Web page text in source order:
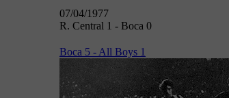
07/04/1977
R. Central 1 - Boca 0
Boca 5 - All Boys 1